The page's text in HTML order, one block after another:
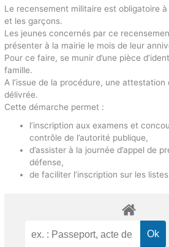
Le recensement militaire est obligatoire
et les garçons.
Les jeunes concernés par ce
présenter à la mairie le mois de leur
Pour ce faire, se munir d’une pièce
famille.
A l’issue de la procédure, une
délivrée.
Cette démarche permet :
l’inscription aux examens et
contrôle de l’autorité publique,
d’assister à la journée d’appel de
défense,
de faciliter l’inscription sur les